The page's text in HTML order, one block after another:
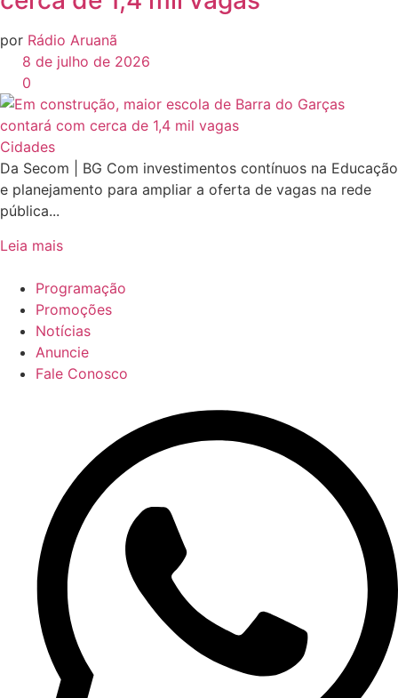
por Rádio Aruanã
8 de julho de 2026
0
Cidades
Da Secom | BG Com investimentos contínuos na Educação
e planejamento para ampliar a oferta de vagas na rede
pública...
Leia mais
Programação
Promoções
Notícias
Anuncie
Fale Conosco